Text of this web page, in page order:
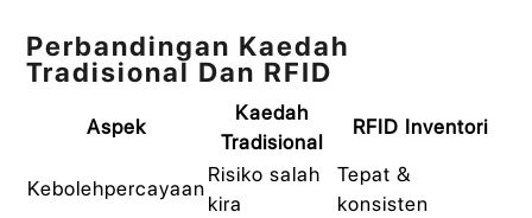
Perbandingan Kaedah
Tradisional Dan RFID
Aspek
Kaedah
Tradisional
RFID Inventori
Kebolehpercayaan
Risiko salah
kira
Tepat &
konsisten